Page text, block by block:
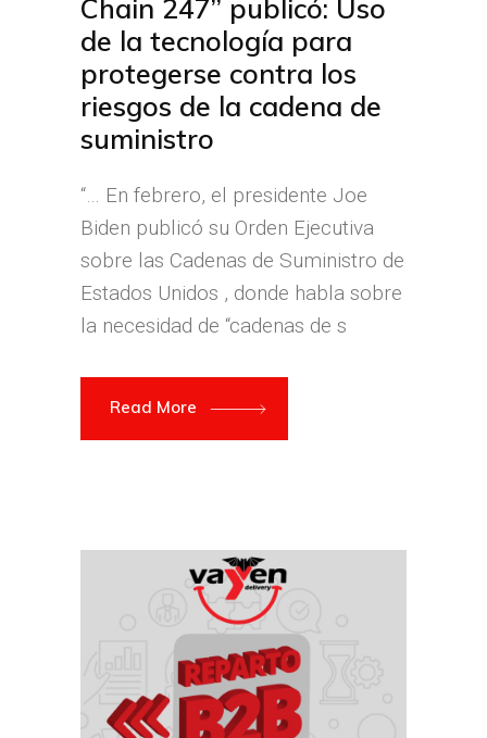
Chain 247” publicó: Uso
de la tecnología para
protegerse contra los
riesgos de la cadena de
suministro
“… En febrero, el presidente Joe
Biden publicó su Orden Ejecutiva
sobre las Cadenas de Suministro de
Estados Unidos , donde habla sobre
la necesidad de “cadenas de s
Read More